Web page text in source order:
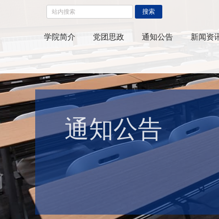
搜索
学院简介 党团思政 通知公告 新闻资
通知公告